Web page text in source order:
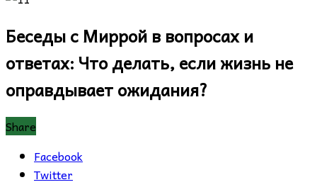
Беседы с Миррой в вопросах и
ответах: Что делать, если жизнь не
оправдывает ожидания?
Share
Facebook
Twitter